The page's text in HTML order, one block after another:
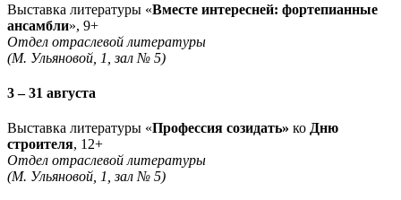
Выставка литературы «Вместе интересней: фортепианные
ансамбли», 9+
Отдел отраслевой литературы
(М. Ульяновой, 1, зал № 5)
3 – 31 августа
Выставка литературы «Профессия созидать» ко Дню
строителя, 12+
Отдел отраслевой литературы
(М. Ульяновой, 1, зал № 5)